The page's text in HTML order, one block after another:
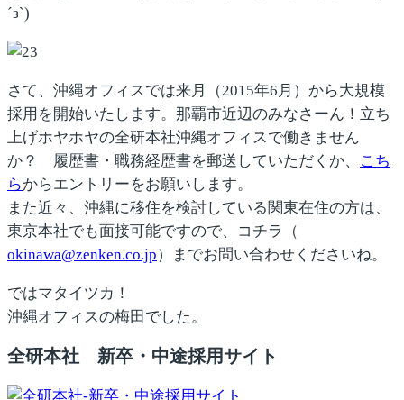
´з`)
さて、沖縄オフィスでは来月（2015年6月）から大規模
採用を開始いたします。那覇市近辺のみなさーん！立ち
上げホヤホヤの全研本社沖縄オフィスで働きません
か？ 履歴書・職務経歴書を郵送していただくか、
こち
らからエントリーをお願いします。
また近々、沖縄に移住を検討している関東在住の方は、
東京本社でも面接可能ですので、コチラ（
okinawa@zenken.co.jp）までお問い合わせくださいね。
ではマタイツカ！
沖縄オフィスの梅田でした。
全研本社 新卒・中途採用サイト